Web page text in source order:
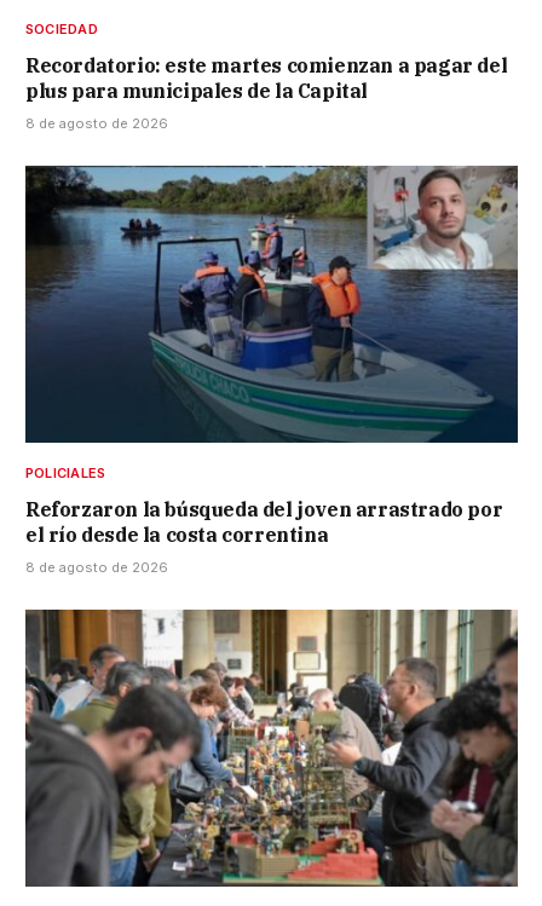
SOCIEDAD
Recordatorio: este martes comienzan a pagar del
plus para municipales de la Capital
8 de agosto de 2026
POLICIALES
Reforzaron la búsqueda del joven arrastrado por
el río desde la costa correntina
8 de agosto de 2026